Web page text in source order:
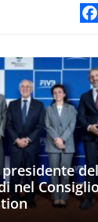
nel